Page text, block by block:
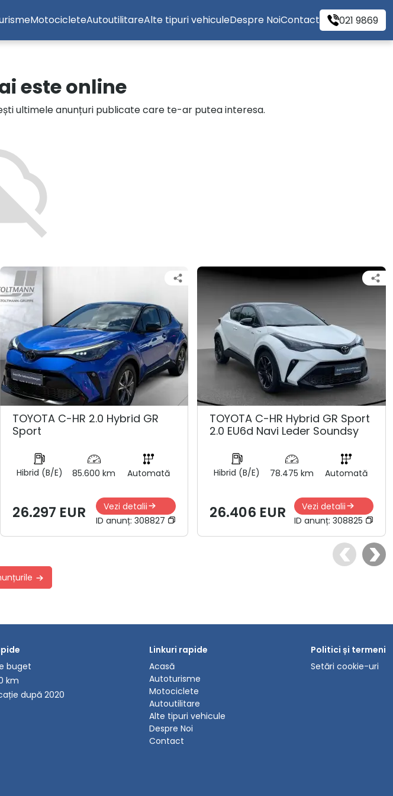
MotocicleteAutoutilitareAlte tipuri vehiculeDespre NoiContact 021 9869
este online
ultimele anunțuri publicate care te-ar putea interesa.
TOYOTA C-HR 2.0 Hybrid GR
Sport
Hibrid (B/E) 85.600 km Automată
26.297 EUR
Vezi detalii
ID anunț:308827
TOYOTA C-HR Hybrid GR Sport
2.0 EU6d Navi Leder Soundsy
Hibrid (B/E) 78.475 km Automată
26.406 EUR
Vezi detalii
ID anunț: 308825
buget
km
după 2020
Linkuri rapide
Acasă
Autoturisme
Motociclete
Autoutilitare
Alte tipuri vehicule
Despre Noi
Contact
Politici și termeni
Setări cookie-uri